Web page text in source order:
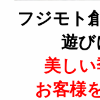
フジモト
遊び
美し
お客様